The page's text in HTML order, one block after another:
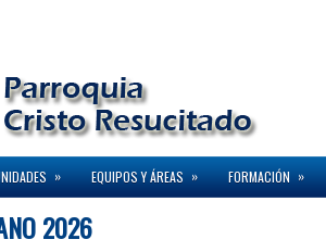
» EQUIPOS Y ÁREAS » FORMACIÓN »
2026